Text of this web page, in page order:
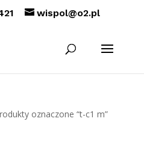
wispol@o2.pl
oznaczone “t-c1 m”